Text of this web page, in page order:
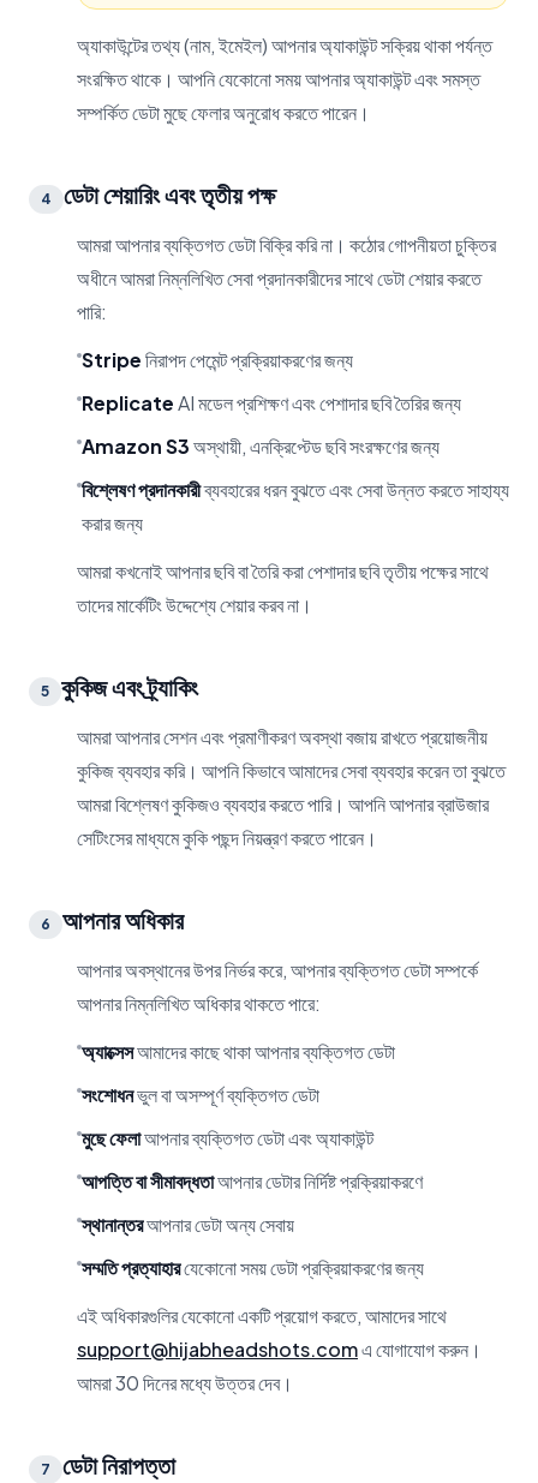
অ্যাকাউন্টের তথ্য (নাম, ইমেইল) আপনার অ্যাকাউন্ট সক্রিয় থাকা পর্যন্ত
সংরক্ষিত থাকে। আপনি যেকোনো সময় আপনার অ্যাকাউন্ট এবং সমস্ত
সম্পর্কিত ডেটা মুছে ফেলার অনুরোধ করতে পারেন।
4 ডেটা শেয়ারিং এবং তৃতীয় পক্ষ
আমরা আপনার ব্যক্তিগত ডেটা বিক্রি করি না। কঠোর গোপনীয়তা চুক্তির
অধীনে আমরা নিম্নলিখিত সেবা প্রদানকারীদের সাথে ডেটা শেয়ার করতে
পারি:
Stripeনিরাপদ পেমেন্ট প্রক্রিয়াকরণের জন্য
ReplicateAI মডেল প্রশিক্ষণ এবং পেশাদার ছবি তৈরির জন্য
Amazon S3অস্থায়ী, এনক্রিপ্টেড ছবি সংরক্ষণের জন্য
বিশ্লেষণ প্রদানকারীব্যবহারের ধরন বুঝতে এবং সেবা উন্নত করতে সাহায্য
করার জন্য
আমরা কখনোই আপনার ছবি বা তৈরি করা পেশাদার ছবি তৃতীয় পক্ষের সাথে
তাদের মার্কেটিং উদ্দেশ্যে শেয়ার করব না।
5 কুকিজ এবং ট্র্যাকিং
আমরা আপনার সেশন এবং প্রমাণীকরণ অবস্থা বজায় রাখতে প্রয়োজনীয়
কুকিজ ব্যবহার করি। আপনি কিভাবে আমাদের সেবা ব্যবহার করেন তা বুঝতে
আমরা বিশ্লেষণ কুকিজও ব্যবহার করতে পারি। আপনি আপনার ব্রাউজার
সেটিংসের মাধ্যমে কুকি পছন্দ নিয়ন্ত্রণ করতে পারেন।
6 আপনার অধিকার
আপনার অবস্থানের উপর নির্ভর করে, আপনার ব্যক্তিগত ডেটা সম্পর্কে
আপনার নিম্নলিখিত অধিকার থাকতে পারে:
অ্যাক্সেসআমাদের কাছে থাকা আপনার ব্যক্তিগত ডেটা
সংশোধনভুল বা অসম্পূর্ণ ব্যক্তিগত ডেটা
মুছে ফেলাআপনার ব্যক্তিগত ডেটা এবং অ্যাকাউন্ট
আপত্তি বা সীমাবদ্ধতাআপনার ডেটার নির্দিষ্ট প্রক্রিয়াকরণে
স্থানান্তরআপনার ডেটা অন্য সেবায়
সম্মতি প্রত্যাহারযেকোনো সময় ডেটা প্রক্রিয়াকরণের জন্য
এই অধিকারগুলির যেকোনো একটি প্রয়োগ করতে, আমাদের সাথে
support@hijabheadshots.comএ যোগাযোগ করুন।
আমরা 30 দিনের মধ্যে উত্তর দেব।
7 ডেটা নিরাপত্তা